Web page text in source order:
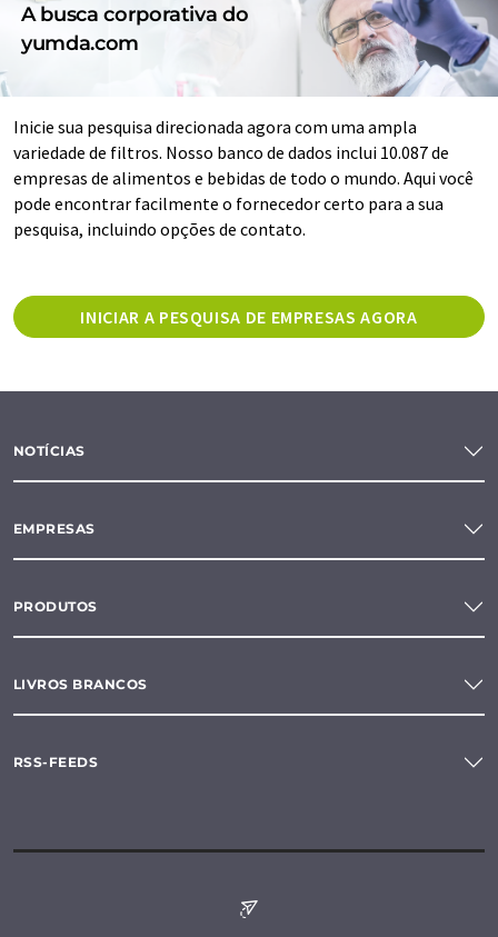
A busca corporativa do
yumda.com
Inicie sua pesquisa direcionada agora com uma ampla
variedade de filtros. Nosso banco de dados inclui 10.087 de
empresas de alimentos e bebidas de todo o mundo. Aqui você
pode encontrar facilmente o fornecedor certo para a sua
pesquisa, incluindo opções de contato.
INICIAR A PESQUISA DE EMPRESAS AGORA
NOTÍCIAS
EMPRESAS
PRODUTOS
LIVROS BRANCOS
RSS-FEEDS